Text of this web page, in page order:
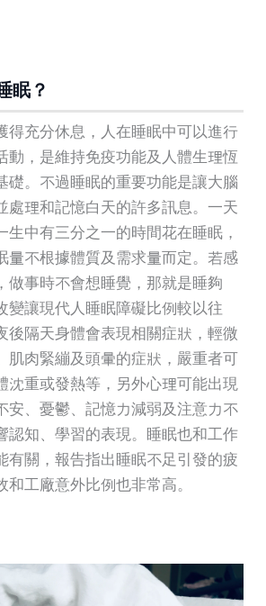
眠？
得充分休息，人在睡眠中可以進行
動，是維持免疫功能及人體生理恆
礎。不過睡眠的重要功能是讓大腦
處理和記憶白天的許多訊息。一天
生中有三分之一的時間花在睡眠，
量不根據體質及需求量而定。若感
做事時不會想睡覺，那就是睡夠
變讓現代人睡眠障礙比例較以往
後隔天身體會表現相關症狀，輕微
肌肉緊繃及頭暈的症狀，嚴重者可
沈重或發熱等，另外心理可能出現
安、憂鬱、記憶力減弱及注意力不
認知、學習的表現。睡眠也和工作
有關，報告指出睡眠不足引發的疲
工廠意外比例也非常高。